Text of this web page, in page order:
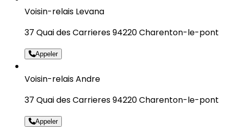
Voisin-relais Levana
37 Quai des Carrieres 94220 Charenton-le-pont
Appeler
Voisin-relais Andre
37 Quai des Carrieres 94220 Charenton-le-pont
Appeler